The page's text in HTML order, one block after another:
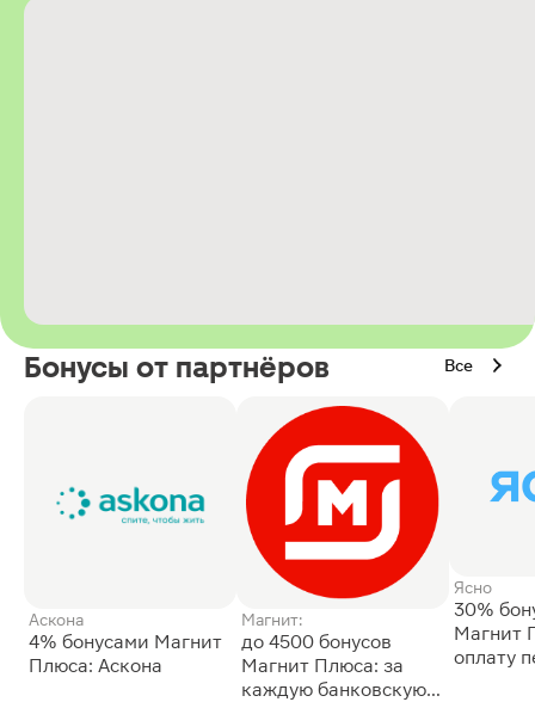
Бонусы от партнёров Все
Аскона
4% бонусами Магнит
Плюса: Аскона
Магнит:
до 4500 бонусов
Магнит Плюса: за
каждую банковскую
Ясно
30%
Магнит
оплату